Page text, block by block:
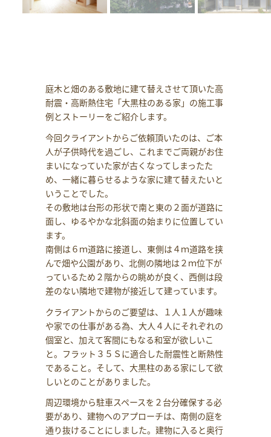
庭木と畑のある敷地に建て替えさせて頂いた高
耐震・高断熱住宅「大黒柱のある家」の施工事
例とストーリーをご紹介します。
今回クライアントからご依頼頂いたのは、ご本
人が子供時代を過ごし、これまでご両親がお住
まいになっていた家が古くなってしまったた
め、一緒に暮らせるような家に建て替えたいと
いうことでした。
その敷地は台形の形状で南と東の２面が道路に
面し、ゆるやかな北斜面の始まりに位置してい
ます。
南側は６ｍ道路に接道し、東側は４ｍ道路を挟
んで畑や公園があり、北側の隣地は２ｍ位下が
っているため２階からの眺めが良く、西側は段
差のない隣地で建物が接近して建っています。
クライアントからのご要望は、１人１人が趣味
や家での仕事がある為、大人４人にそれぞれの
個室と、加えて客間にもなる和室が欲しいこ
と。フラット３５Ｓに適合した耐震性と断熱性
であること。そして、大黒柱のある家にして欲
しいとのことがありました。
周辺環境から駐車スペースを２台分確保する必
要があり、建物へのアプローチは、南側の庭を
通り抜けることにしました。建物に入ると奥行